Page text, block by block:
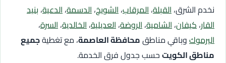
نخدم الشرق،القبلة،المرقاب،الشويخ،الدسمة،الدعية، بنيد
القار،كيفان،الشامية،الروضة،العديلية،الخالدية،السرة،
اليرموكوباقي مناطقمحافظة العاصمة، مع تغطيةجميع
مناطق الكويتحسب جدول فرق الخدمة.